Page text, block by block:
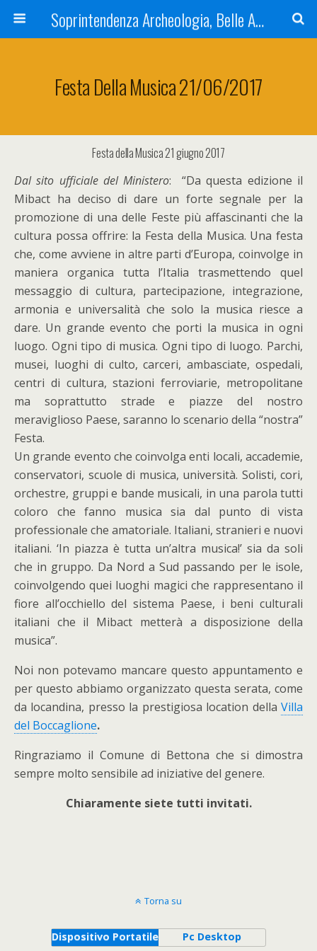
Soprintendenza Archeologia, Belle Arti e Paesaggio dell'Umbria
Festa Della Musica 21/06/2017
Festa della Musica 21 giugno 2017
Dal sito ufficiale del Ministero: “Da questa edizione il
Mibact ha deciso di dare un forte segnale per la
promozione di una delle Feste più affascinanti che la
cultura possa offrire: la Festa della Musica. Una festa
che, come avviene in altre parti d’Europa, coinvolge in
maniera organica tutta l’Italia trasmettendo quel
messaggio di cultura, partecipazione, integrazione,
armonia e universalità che solo la musica riesce a
dare. Un grande evento che porti la musica in ogni
luogo. Ogni tipo di musica. Ogni tipo di luogo. Parchi,
musei, luoghi di culto, carceri, ambasciate, ospedali,
centri di cultura, stazioni ferroviarie, metropolitane
ma soprattutto strade e piazze del nostro
meraviglioso Paese, saranno lo scenario della “nostra”
Festa.
Un grande evento che coinvolga enti locali, accademie,
conservatori, scuole di musica, università. Solisti, cori,
orchestre, gruppi e bande musicali, in una parola tutti
coloro che fanno musica sia dal punto di vista
professionale che amatoriale. Italiani, stranieri e nuovi
italiani. ‘In piazza è tutta un’altra musica!’ sia da soli
che in gruppo. Da Nord a Sud passando per le isole,
coinvolgendo quei luoghi magici che rappresentano il
fiore all’occhiello del sistema Paese, i beni culturali
italiani che il Mibact metterà a disposizione della
musica”.
Noi non potevamo mancare questo appuntamento e
per questo abbiamo organizzato questa serata, come
da locandina, presso la prestigiosa location della Villa
del Boccaglione.
Ringraziamo il Comune di Bettona che si dimostra
sempre molto sensibile ad iniziative del genere.
Chiaramente siete tutti invitati.
Torna su
Dispositivo Portatile Pc Desktop